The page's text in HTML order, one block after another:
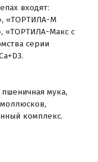
входят:
«ТОРТИЛА-М
«ТОРТИЛА-Макс с
серии
мука,
комплекс.